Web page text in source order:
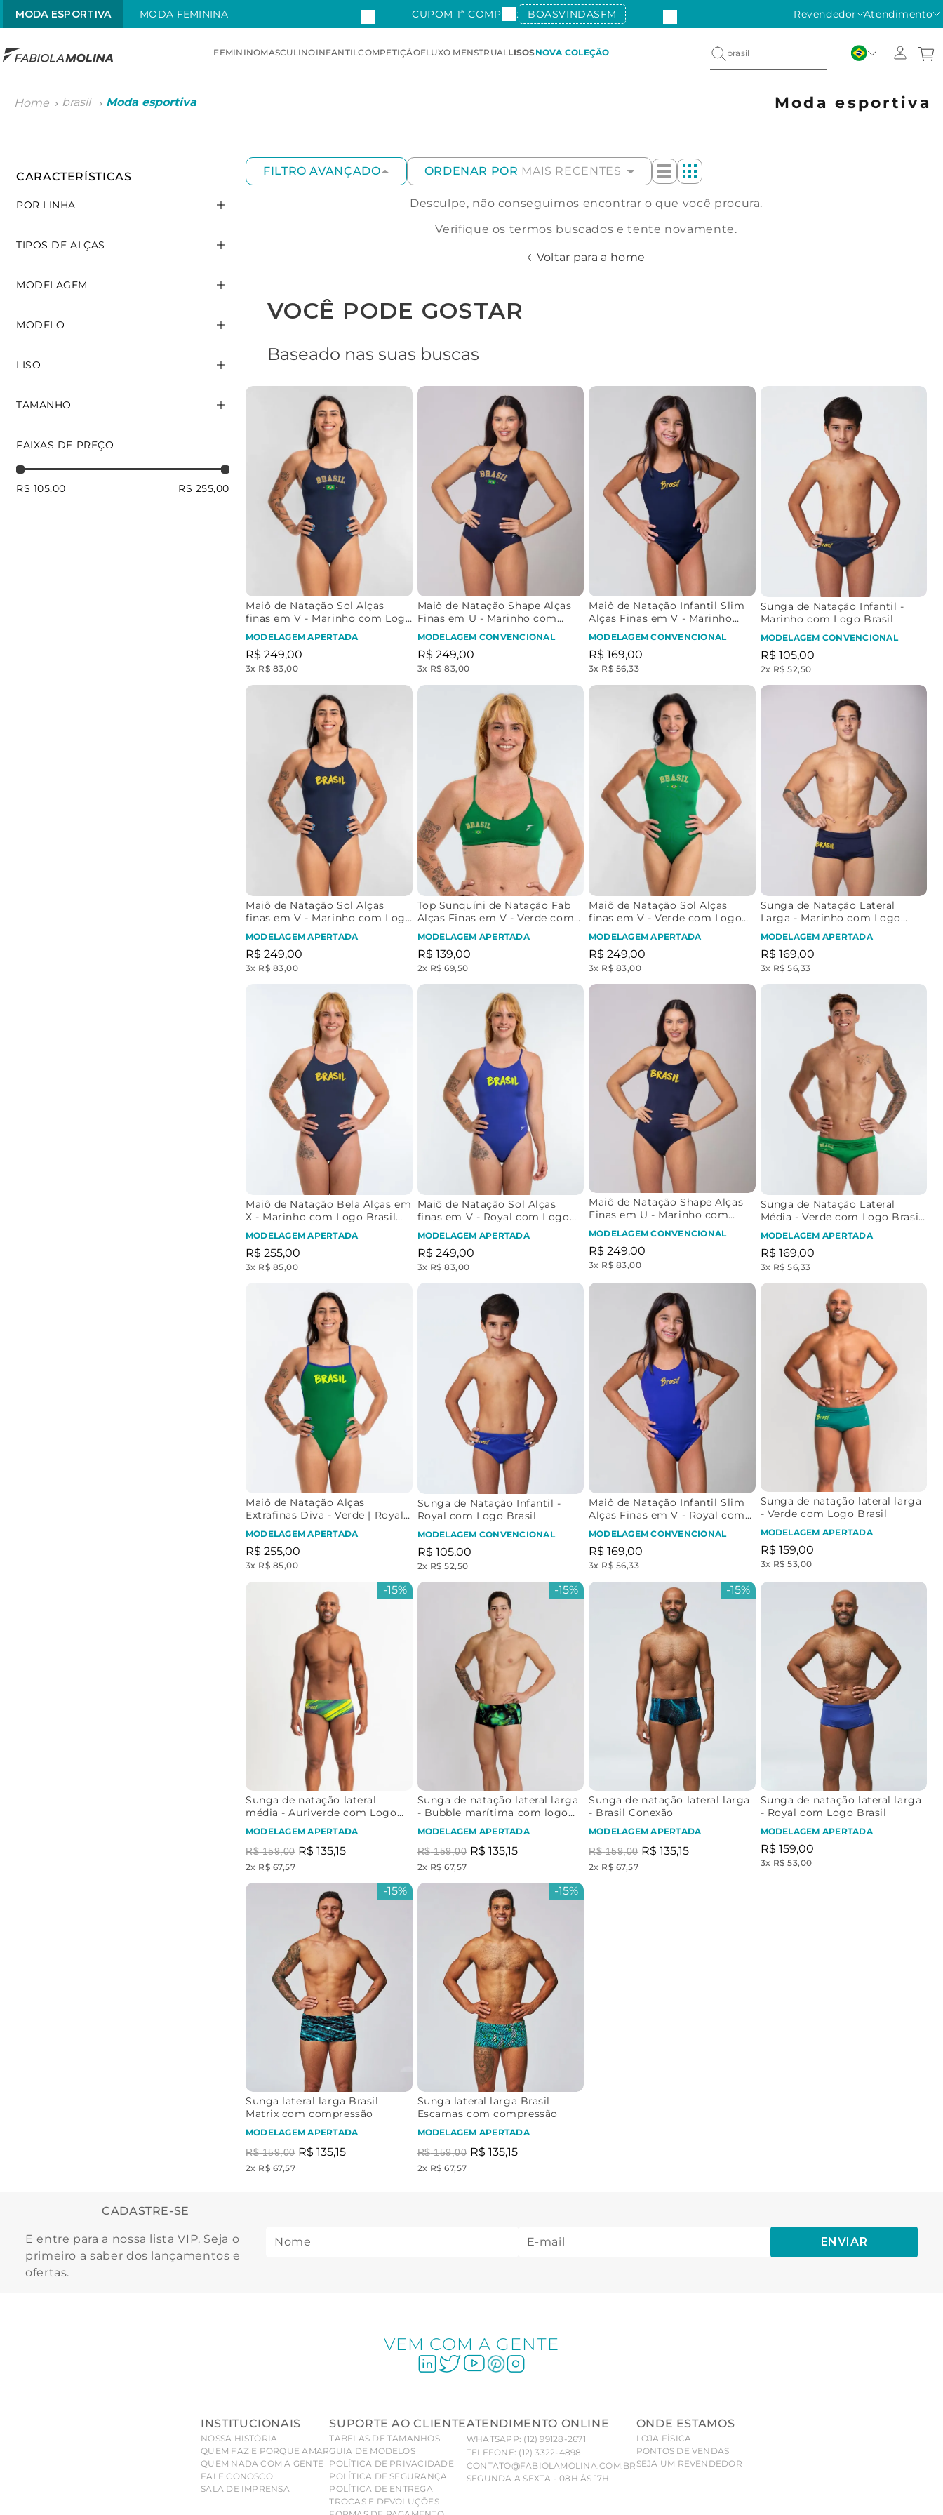
MODA ESPORTIVA MODA FEMININA CUPOM 1ª COMPRA: BOASVINDASFM Revendedor Atendimento
FEMININOMASCULINOINFANTILCOMPETIÇÃOFLUXO MENSTRUALLISOSNOVA COLEÇÃO
brasil Moda esportiva Moda esportiva
LISO
MODELAGEM
CONVENCIONAL
MODELO
LATERAL LARGA
MAIÔ SOL
MAIÔ BELA
SUNGA INFANTIL
MAIÔ INFANTIL
MAIÔ DIVA
POR LINHA
COMFORT
TAMANHO
GG 2GG
TIPOS DE ALÇAS
ALÇAS EM U
ALÇAS FINAS
ALÇAS EM V
FAIXAS DE PREÇO
R$ 105,00 R$ 255,00
FILTRO AVANÇADO ORDENAR POR MAIS RECENTES
Desculpe, não conseguimos encontrar o que você procura.
Verifique os termos buscados e tente novamente.
Voltar para a home
VOCÊ PODE GOSTAR
Baseado nas suas buscas
Maiô de Natação Sol Alças
finas em V - Marinho com Logo
Brasil Retrô
MODELAGEM APERTADA
R$ 249,00
3x R$ 83,00
Maiô de Natação Shape Alças
Finas em U - Marinho com
Logo Brasil Retrô
MODELAGEM CONVENCIONAL
R$ 249,00
3x R$ 83,00
Maiô de Natação Infantil Slim
Alças Finas em V - Marinho
com Logo Brasil
MODELAGEM CONVENCIONAL
R$ 169,00
3x R$ 56,33
Sunga de Natação Infantil -
Marinho com Logo Brasil
MODELAGEM CONVENCIONAL
R$ 105,00
2x R$ 52,50
Maiô de Natação Sol Alças
finas em V - Marinho com Logo
Brasil Ouro
MODELAGEM APERTADA
R$ 249,00
3x R$ 83,00
Top Sunquíni de Natação Fab
Alças Finas em V - Verde com
Logo Brasil Retrô
MODELAGEM APERTADA
R$ 139,00
2x R$ 69,50
Maiô de Natação Sol Alças
finas em V - Verde com Logo
Brasil Retrô
MODELAGEM APERTADA
R$ 249,00
3x R$ 83,00
Sunga de Natação Lateral
Larga - Marinho com Logo
Brasil Ouro
MODELAGEM APERTADA
R$ 169,00
3x R$ 56,33
Maiô de Natação Bela Alças em
X - Marinho com Logo Brasil
Ouro
MODELAGEM APERTADA
R$ 255,00
3x R$ 85,00
Maiô de Natação Sol Alças
finas em V - Royal com Logo
Brasil Neon
MODELAGEM APERTADA
R$ 249,00
3x R$ 83,00
Maiô de Natação Shape Alças
Finas em U - Marinho com
Logo Brasil Ouro
MODELAGEM CONVENCIONAL
R$ 249,00
3x R$ 83,00
Sunga de Natação Lateral
Média - Verde com Logo Brasil
Retrô
MODELAGEM APERTADA
R$ 169,00
3x R$ 56,33
Maiô de Natação Alças
Extrafinas Diva - Verde | Royal
com Logo Brasil Neon
MODELAGEM APERTADA
R$ 255,00
3x R$ 85,00
Sunga de Natação Infantil -
Royal com Logo Brasil
MODELAGEM CONVENCIONAL
R$ 105,00
2x R$ 52,50
Maiô de Natação Infantil Slim
Alças Finas em V - Royal com
Logo Brasil
MODELAGEM CONVENCIONAL
R$ 169,00
3x R$ 56,33
Sunga de natação lateral larga
- Verde com Logo Brasil
MODELAGEM APERTADA
R$ 159,00
3x R$ 53,00
-15%
Sunga de natação lateral
média - Auriverde com Logo
Brasil
MODELAGEM APERTADA
R$ 159,00 R$ 135,15
2x R$ 67,57
-15%
Sunga de natação lateral larga
- Bubble marítima com logo
Brasil
MODELAGEM APERTADA
R$ 159,00 R$ 135,15
2x R$ 67,57
-15%
Sunga de natação lateral larga
- Brasil Conexão
MODELAGEM APERTADA
R$ 159,00 R$ 135,15
2x R$ 67,57
Sunga de natação lateral larga
- Royal com Logo Brasil
MODELAGEM APERTADA
R$ 159,00
3x R$ 53,00
-15%
Sunga lateral larga Brasil
Matrix com compressão
MODELAGEM APERTADA
R$ 159,00 R$ 135,15
2x R$ 67,57
-15%
Sunga lateral larga Brasil
Escamas com compressão
MODELAGEM APERTADA
R$ 159,00 R$ 135,15
2x R$ 67,57
CADASTRE-SE
E entre para a nossa lista VIP. Seja o
primeiro a saber dos lançamentos e
ofertas.
ENVIAR
VEM COM A GENTE
INSTITUCIONAIS
NOSSA HISTÓRIA
QUEM FAZ E PORQUE AMAR
QUEM NADA COM A GENTE
FALE CONOSCO
SALA DE IMPRENSA
SUPORTE AO CLIENTE
TABELAS DE TAMANHOS
GUIA DE MODELOS
POLÍTICA DE PRIVACIDADE
POLÍTICA DE SEGURANÇA
POLÍTICA DE ENTREGA
TROCAS E DEVOLUÇÕES
ATENDIMENTO ONLINE
WHATSAPP: (12) 99128-2671
TELEFONE: (12) 3322-4898
CONTATO@FABIOLAMOLINA.COM.BR
SEGUNDA A SEXTA - 08H ÀS 17H
ONDE ESTAMOS
LOJA FÍSICA
PONTOS DE VENDAS
SEJA UM REVENDEDOR